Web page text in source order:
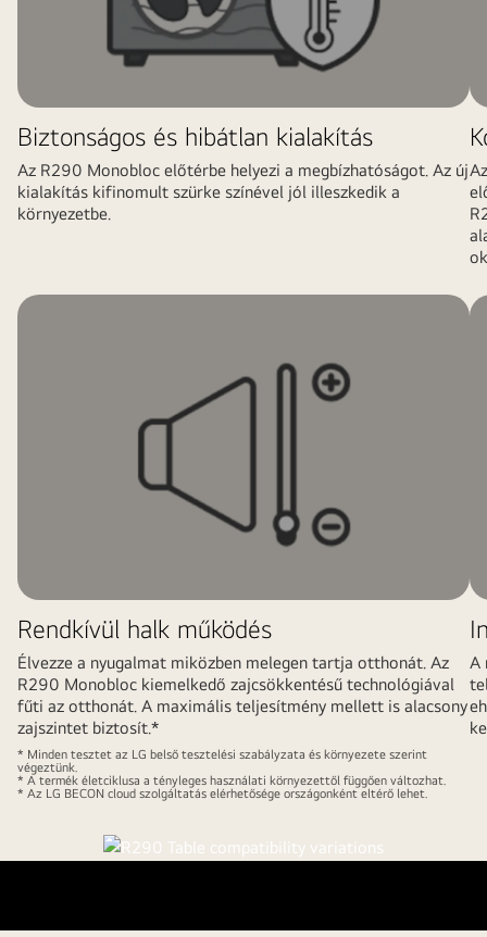
Biztonságos és hibátlan kialakítás
Az R290 Monobloc előtérbe helyezi a megbízhatóságot. Az új
kialakítás kifinomult szürke színével jól illeszkedik a
környezetbe.
Rendkívül halk működés
Élvezze a nyugalmat miközben melegen tartja otthonát. Az
R290 Monobloc kiemelkedő zajcsökkentésű technológiával
fűti az otthonát. A maximális teljesítmény mellett is alacsony
zajszintet biztosít.*
A
* Minden tesztet az LG belső tesztelési szabályzata és környezete szerint
végeztünk.
* A termék életciklusa a tényleges használati környezettől függően változhat.
* Az LG BECON cloud szolgáltatás elérhetősége országonként eltérő lehet.